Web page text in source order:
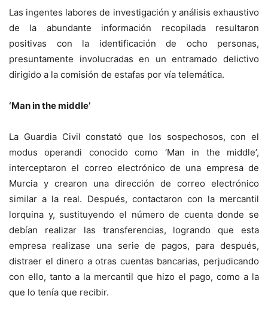
Las ingentes labores de investigación y análisis exhaustivo
de la abundante información recopilada resultaron
positivas con la identificación de ocho personas,
presuntamente involucradas en un entramado delictivo
dirigido a la comisión de estafas por vía telemática.
‘Man in the middle’
La Guardia Civil constató que los sospechosos, con el
modus operandi conocido como ‘Man in the middle’,
interceptaron el correo electrónico de una empresa de
Murcia y crearon una dirección de correo electrónico
similar a la real. Después, contactaron con la mercantil
lorquina y, sustituyendo el número de cuenta donde se
debían realizar las transferencias, logrando que esta
empresa realizase una serie de pagos, para después,
distraer el dinero a otras cuentas bancarias, perjudicando
con ello, tanto a la mercantil que hizo el pago, como a la
que lo tenía que recibir.